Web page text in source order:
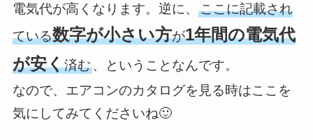
電気代が高くなります。逆に、 ここに記載され
ている数字が小さい方が1年間の電気代
が安く済む、ということなんです。
なので、エアコンのカタログを見る時はここを
気にしてみてくださいね🙂